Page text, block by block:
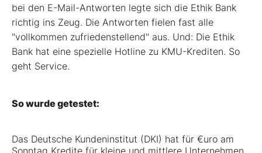
bei den E-Mail-Antworten legte sich die Ethik Bank
richtig ins Zeug. Die Antworten fielen fast alle
"vollkommen zufriedenstellend" aus. Und: Die Ethik
Bank hat eine spezielle Hotline zu KMU-Krediten. So
geht Service.
So wurde getestet:
Das Deutsche Kundeninstitut (DKI) hat für €uro am